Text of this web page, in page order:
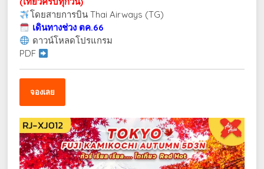
โดยสายการบิน Thai Airways (TG)
เดินทางช่วง ตค.66
ดาวน์โหลดโปรแกรม
PDF
จองเลย